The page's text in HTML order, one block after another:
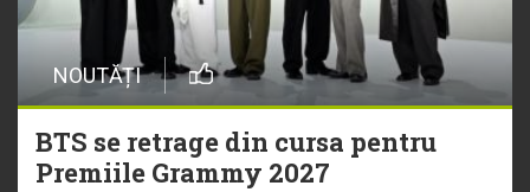
NOUTĂȚI
BTS se retrage din cursa pentru
Premiile Grammy 2027